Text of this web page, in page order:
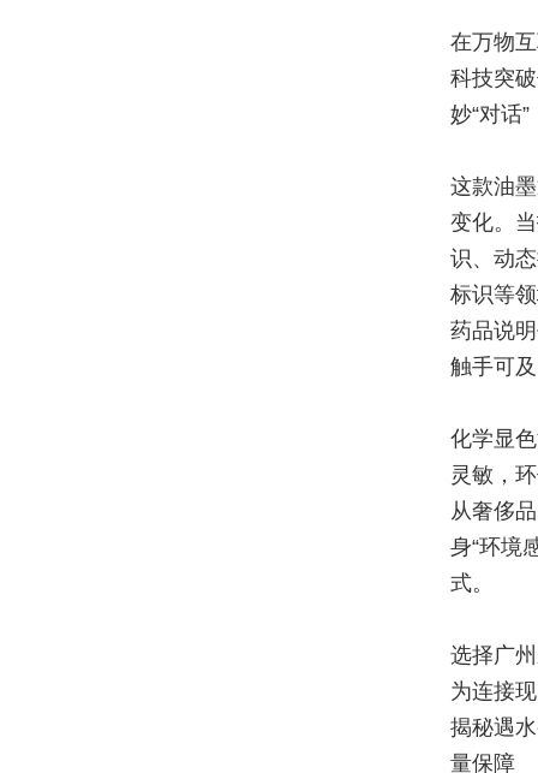
在万物
科技突
妙“对话
这款油
变化。
识、动
标识等
药品说
触手可
化学显
灵敏，
从奢侈
身“环境
式。
选择广
为连接
揭秘遇
量保障